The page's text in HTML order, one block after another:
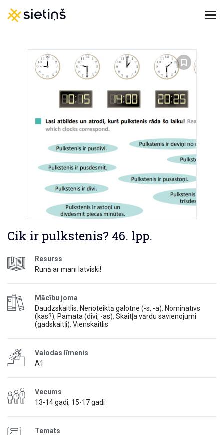
Cik ir pulkstenis? 46. lpp.
Resurss
Runā ar mani latviski!
Mācību joma
Daudzskaitlis, Nenoteiktā galotne (-s, -a), Nominatīvs
(kas?), Pamata (divi, -as), Skaitļa vārdu savienojumi
(gadskaitļi), Vienskaitlis
Valodas līmenis
A1
Vecums
13-14 gadi, 15-17 gadi
Temats